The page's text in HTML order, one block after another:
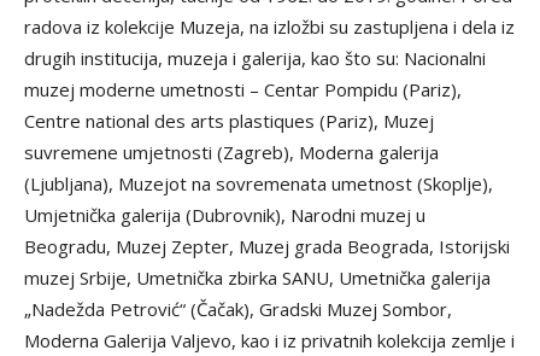
radova iz kolekcije Muzeja, na izložbi su zastupljena i dela iz
drugih institucija, muzeja i galerija, kao što su: Nacionalni
muzej moderne umetnosti – Centar Pompidu (Pariz),
Centre national des arts plastiques (Pariz), Muzej
suvremene umjetnosti (Zagreb), Moderna galerija
(Ljubljana), Muzejot na sovremenata umetnost (Skoplje),
Umjetnička galerija (Dubrovnik), Narodni muzej u
Beogradu, Muzej Zepter, Muzej grada Beograda, Istorijski
muzej Srbije, Umetnička zbirka SANU, Umetnička galerija
„Nadežda Petrović“ (Čačak), Gradski Muzej Sombor,
Moderna Galerija Valjevo, kao i iz privatnih kolekcija zemlje i